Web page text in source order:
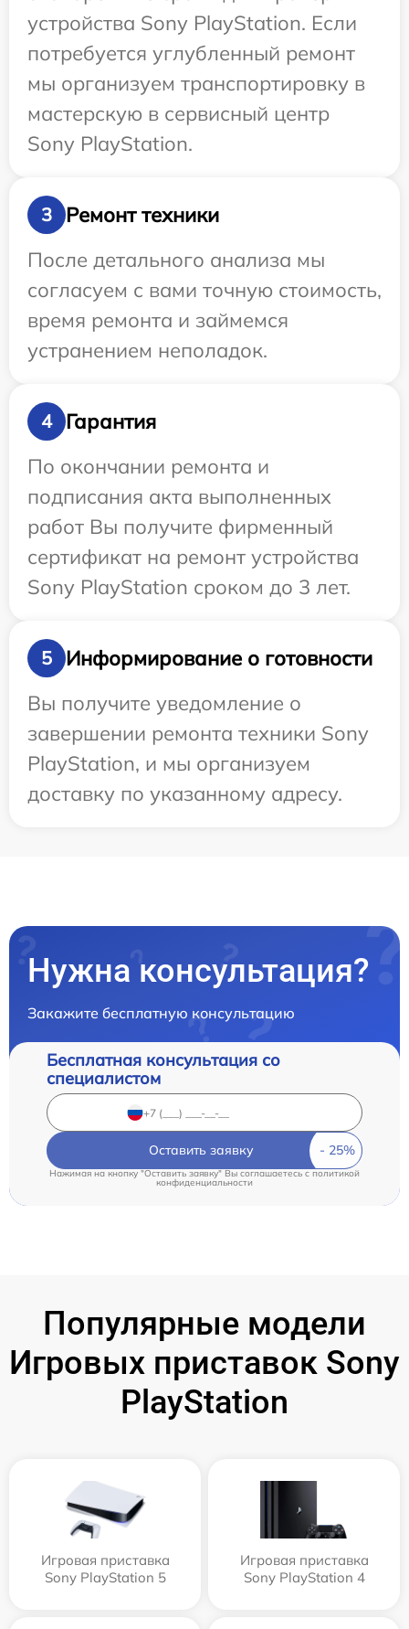
устройства Sony PlayStation. Если
потребуется углубленный ремонт
мы организуем транспортировку в
мастерскую в сервисный центр
Sony PlayStation.
3
Ремонт техники
После детального анализа мы
согласуем с вами точную стоимость,
время ремонта и займемся
устранением неполадок.
4
Гарантия
По окончании ремонта и
подписания акта выполненных
работ Вы получите фирменный
сертификат на ремонт устройства
Sony PlayStation сроком до 3 лет.
5
Информирование о готовности
Вы получите уведомление о
завершении ремонта техники Sony
PlayStation, и мы организуем
доставку по указанному адресу.
Нужна консультация?
Закажите бесплатную консультацию
Бесплатная консультация со
специалистом
Оставить заявку
Нажимая на кнопку "Оставить заявку" Вы соглашаетесь cполитикой
конфиденциальности
Популярные модели
Игровых приставок Sony
PlayStation
Игровая приставка
Sony PlayStation 5
Игровая приставка
Sony PlayStation 4